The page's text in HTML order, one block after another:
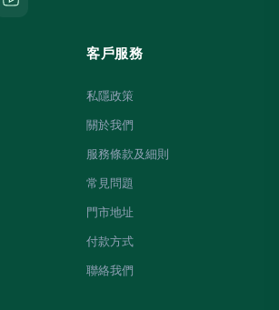
客戶服務
私隱政策
關於我們
服務條款及細則
常見問題
門市地址
付款方式
聯絡我們